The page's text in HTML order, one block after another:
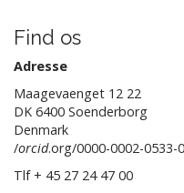
Find os
Adresse
Maagevaenget 12 22
DK 6400 Soenderborg
Denmark
/orcid.org/0000-0002-0533-
Tlf + 45 27 24 47 00